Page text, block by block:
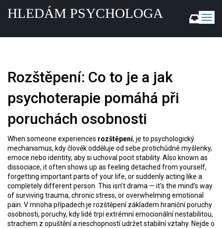
Z
b
a
c
HLEDÁM PSYCHOLOGA
Rozštěpení: Co to je a jak
psychoterapie pomáhá při
poruchách osobnosti
When someone experiences rozštěpení, je to psychologický
mechanismus, kdy člověk odděluje od sebe protichůdné myšlenky,
emoce nebo identity, aby si uchoval pocit stability. Also known as
dissociace, it often shows up as feeling detached from yourself,
forgetting important parts of your life, or suddenly acting like a
completely different person. This isn’t drama — it’s the mind’s way
of surviving trauma, chronic stress, or overwhelming emotional
pain. V mnoha případech je rozštěpení základem hraniční poruchy
osobnosti, poruchy, kdy lidé trpí extrémní emocionální nestabilitou,
strachem z opuštění a neschopností udržet stabilní vztahy. Nejde o